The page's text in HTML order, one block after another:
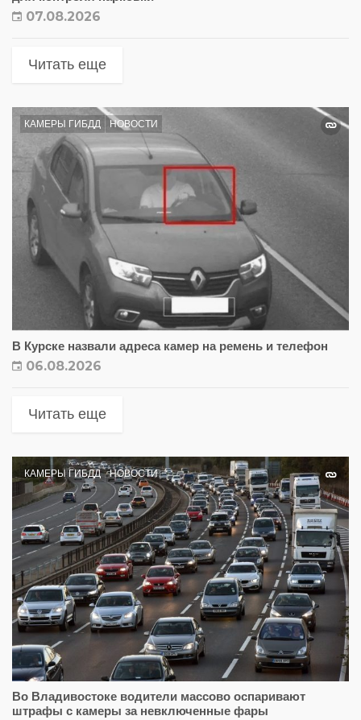
07.08.2026
Читать еще
КАМЕРЫ ГИБДД НОВОСТИ
В Курске назвали адреса камер на ремень и телефон
06.08.2026
Читать еще
КАМЕРЫ ГИБДД НОВОСТИ
Во Владивостоке водители массово оспаривают
штрафы с камеры за невключенные фары